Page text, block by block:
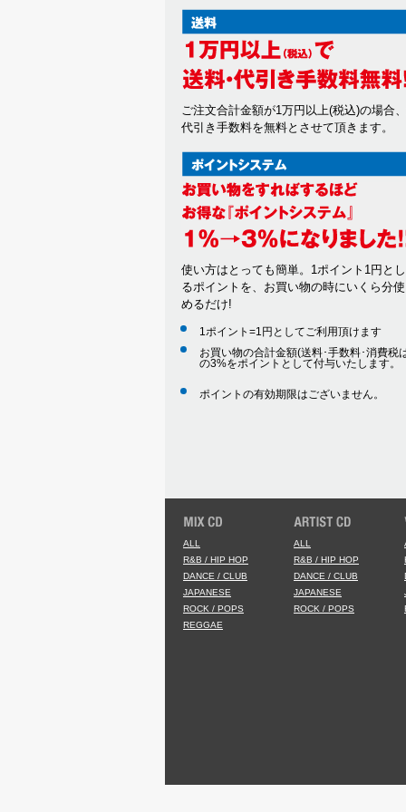
ご注文合計金額が1万円以上(税込)の場合、
代引き手数料を無料とさせて頂きます。
使い方はとっても簡単。1ポイント1円とし
るポイントを、お買い物の時にいくら分
めるだけ!
1ポイント=1円としてご利用頂けます
お買い物の合計金額(送料･手数料･消費税
の3%をポイントとして付与いたします。
ポイントの有効期限はございません。
ALL
R&B / HIP HOP
DANCE / CLUB
JAPANESE
ROCK / POPS
REGGAE
ALL
R&B / HIP HOP
DANCE / CLUB
JAPANESE
ROCK / POPS